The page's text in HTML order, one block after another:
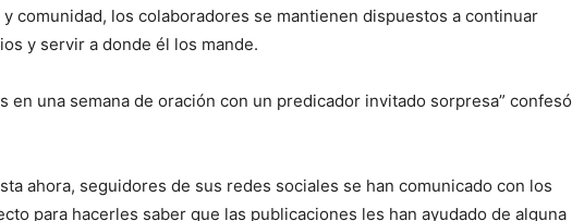
comunidad, los colaboradores se mantienen dispuestos a continuar
y servir a donde él los mande.
en una semana de oración con un predicador invitado sorpresa” confesó
ahora, seguidores de sus redes sociales se han comunicado con los
para hacerles saber que las publicaciones les han ayudado de alguna